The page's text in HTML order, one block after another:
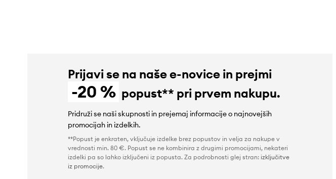
Prijavi se na naše e-novice in prejmi
-20 % popust** pri prvem nakupu.
Pridruži se naši skupnosti in prejemaj informacije o najnovejših
promocijah in izdelkih.
**Popust je enkraten, vključuje izdelke brez popustov in velja za nakupe v
vrednosti min. 80 €. Popust se ne kombinira z drugimi promocijami, nekateri
izdelki pa so lahko izključeni iz popusta. Za podrobnosti glej stran: izključitve
iz promocije.